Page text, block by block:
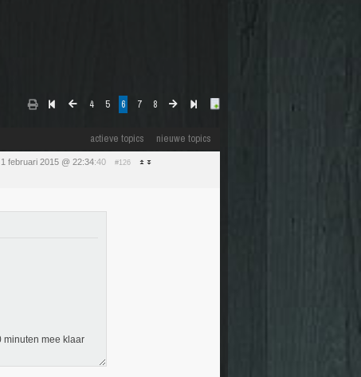
4 5 6 7 8
actieve topics nieuwe topics
februari 2015 @ 22:34:40 #126
minuten mee klaar